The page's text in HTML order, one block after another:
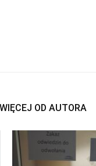
WIĘCEJ OD AUTORA